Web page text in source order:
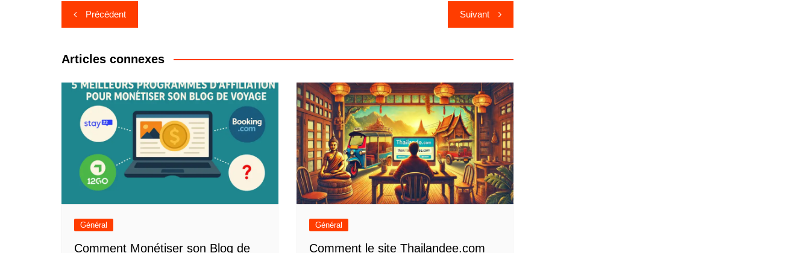
Navigation
de
l’article
Précédent Suivant
Articles connexes
Général
Comment Monétiser son Blog de
Général
Comment le site Thailandee.com